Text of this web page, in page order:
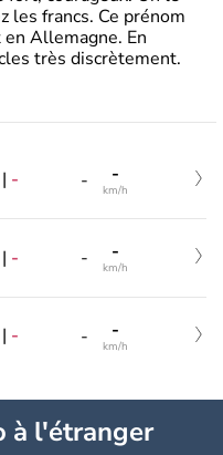
les francs. Ce prénom
Allemagne. En
très discrètement.
| - - -
km/h
| - - -
km/h
| - - -
km/h
à l'étranger